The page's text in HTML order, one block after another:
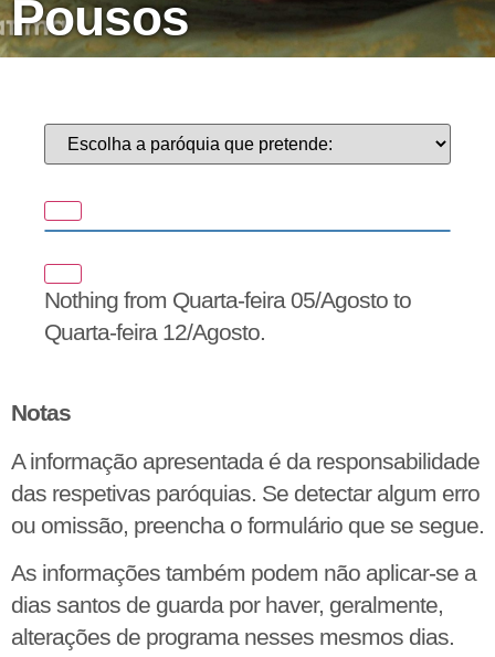
Pousos
Nothing from Quarta-feira 05/Agosto to
Quarta-feira 12/Agosto.
Notas
A informação apresentada é da responsabilidade
das respetivas paróquias. Se detectar algum erro
ou omissão, preencha o formulário que se segue.
As informações também podem não aplicar-se a
dias santos de guarda por haver, geralmente,
alterações de programa nesses mesmos dias.